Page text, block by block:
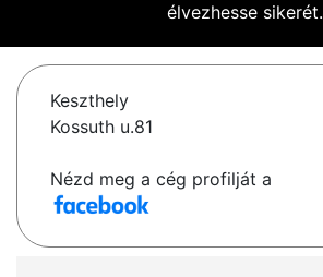
élvezhesse sikerét.
Keszthely
Kossuth u.81
Nézd meg a cég profilját a